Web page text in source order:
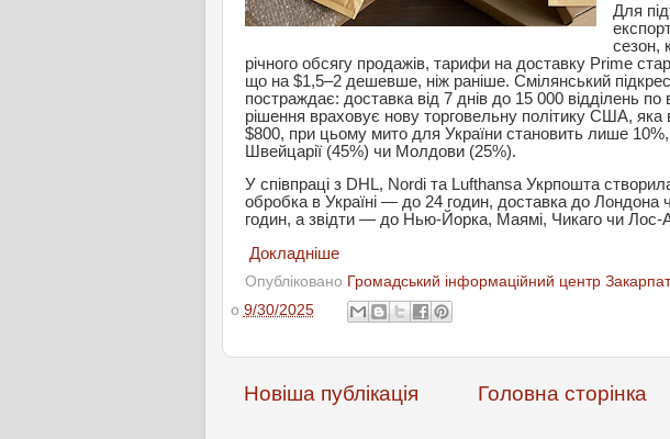
Для
сезон,
річного обсягу продажів, тарифи на доставку Prime
що на $1,5–2 дешевше, ніж раніше. Смілянський
постраждає: доставка від 7 днів до 15 000 відділень
рішення враховує нову торговельну політику США,
$800, при цьому мито для України становить лише
Швейцарії (45%) чи Молдови (25%).
У співпраці з DHL, Nordi та Lufthansa Укрпошта
обробка в Україні — до 24 годин, доставка до
годин, а звідти — до Нью-Йорка, Маямі, Чикаго чи Лос-
Докладніше
Опубліковано Громадський інформаційний центр
о 9/30/2025
Новіша публікація Головна сторінка